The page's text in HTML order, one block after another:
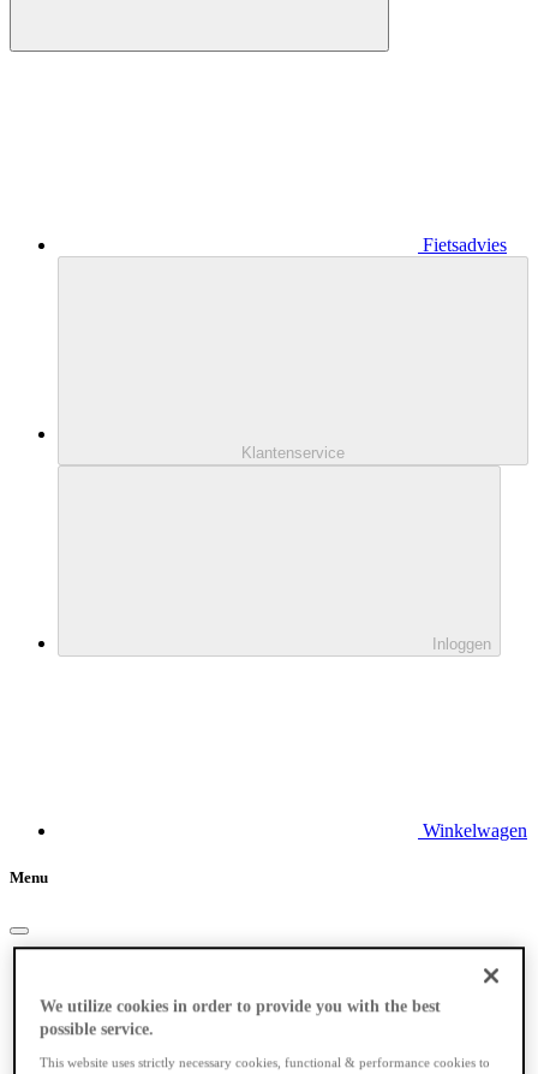
Fietsadvies
Klantenservice
Inloggen
Winkelwagen
Menu
We utilize cookies in order to provide you with the best
possible service.
This website uses strictly necessary cookies, functional & performance cookies to